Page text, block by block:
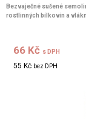
Bezvaječné sušené
rostlinných bílkovin a
66 Kč s DPH
55 Kč bez DPH